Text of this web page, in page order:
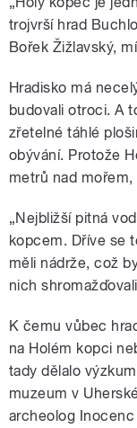
trojvrší hrad
Bořek Žižlavský,
Hradisko má
budovali otroci. A
zřetelné táhlé
obývání. Protože
metrů nad mořem,
„Nejbližší pitná
kopcem. Dříve se
měli nádrže, což
nich
K čemu vůbec
na Holém kopci
tady dělalo
muzeum v
archeolog